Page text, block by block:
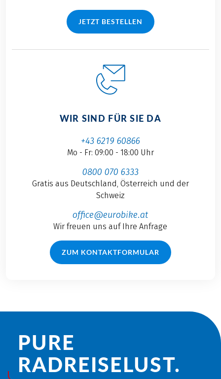
JETZT BESTELLEN
WIR SIND FÜR SIE DA
+43 6219 60866
Mo - Fr: 09:00 - 18:00 Uhr
0800 070 6333
Gratis aus Deutschland, Österreich und der
Schweiz
office@eurobike.at
Wir freuen uns auf Ihre Anfrage
ZUM KONTAKTFORMULAR
PURE
RADREISE­LUST.